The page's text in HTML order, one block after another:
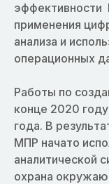
эффективности
применения
анализа и
операционных
Работы по
конце 2020
года. В
МПР начато
аналитической
охрана